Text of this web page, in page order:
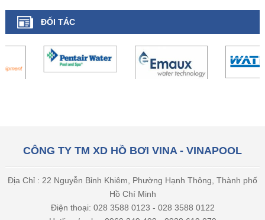
ĐỐI TÁC
CÔNG TY TM XD HỒ BƠI VINA - VINAPOOL
Địa Chỉ : 22 Nguyễn Bỉnh Khiêm, Phường Hạnh Thông, Thành phố
Hồ Chí Minh
Điện thoại: 028 3588 0123 - 028 3588 0122